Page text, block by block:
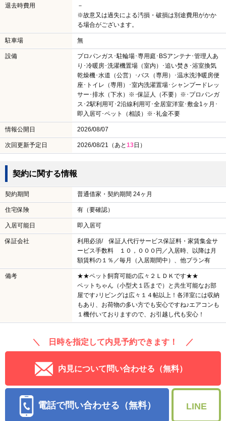
退去時費用
－
※故意又は過失による汚損・破損は別途費用がかか
る場合がございます。
駐車場 無
設備
プロパンガス･駐輪場･専用庭･BSアンテナ･管理人あ
り･冷暖房･洗濯機置場（室内）･追い焚き･浴室換気
乾燥機･水道（公営）･バス（専用）･温水洗浄暖房便
座･トイレ（専用）･室内洗濯置場･シャンプードレッ
サー･排水（下水）※･保証人（不要）※･プロパンガ
ス･2駅利用可･2沿線利用可･全居室洋室･敷金1ヶ月･
即入居可･ペット（相談）※･礼金不要
情報公開日 2026/08/07
次回更新予定日 2026/08/21（あと13日）
契約に関する情報
契約期間 普通借家・契約期間 24ヶ月
住宅保険 有（要確認）
入居可能日 即入居可
保証会社
利用必須/ 保証人代行サービス保証料・家賃集金サ
ービス手数料 １０，０００円／入居時、以降は月
額賃料の１％／毎月（入居期間中）、他プラン有
備考
★★ペット飼育可能の広々２ＬＤＫです★★
ペットちゃん（小型犬１匹まで）と共生可能なお部
屋です♪リビングは広々１４帖以上！各洋室には収納
もあり、お荷物の多い方でも安心ですね♪エアコンも
１機付いておりますので、お引越し代も安心！
＼ 日時を指定して内見予約できます！ ／
内見について問い合わせる（無料）
電話で問い合わせる（無料） LINE